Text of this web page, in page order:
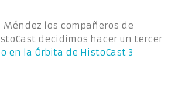
los compañeros de
decidimos hacer un tercer
en la Órbita de HistoCast 3